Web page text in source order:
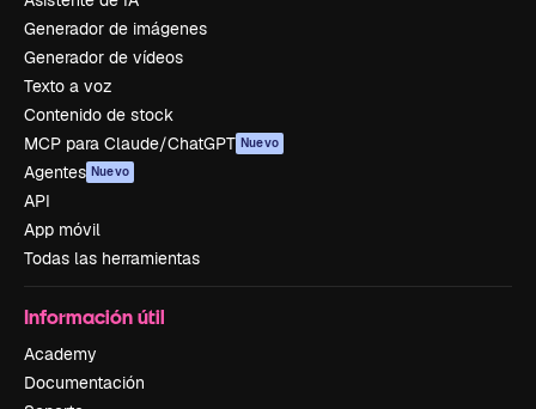
Generador de imágenes
Generador de vídeos
Texto a voz
Contenido de stock
MCP para Claude/ChatGPT Nuevo
Agentes Nuevo
API
App móvil
Todas las herramientas
Información útil
Academy
Documentación